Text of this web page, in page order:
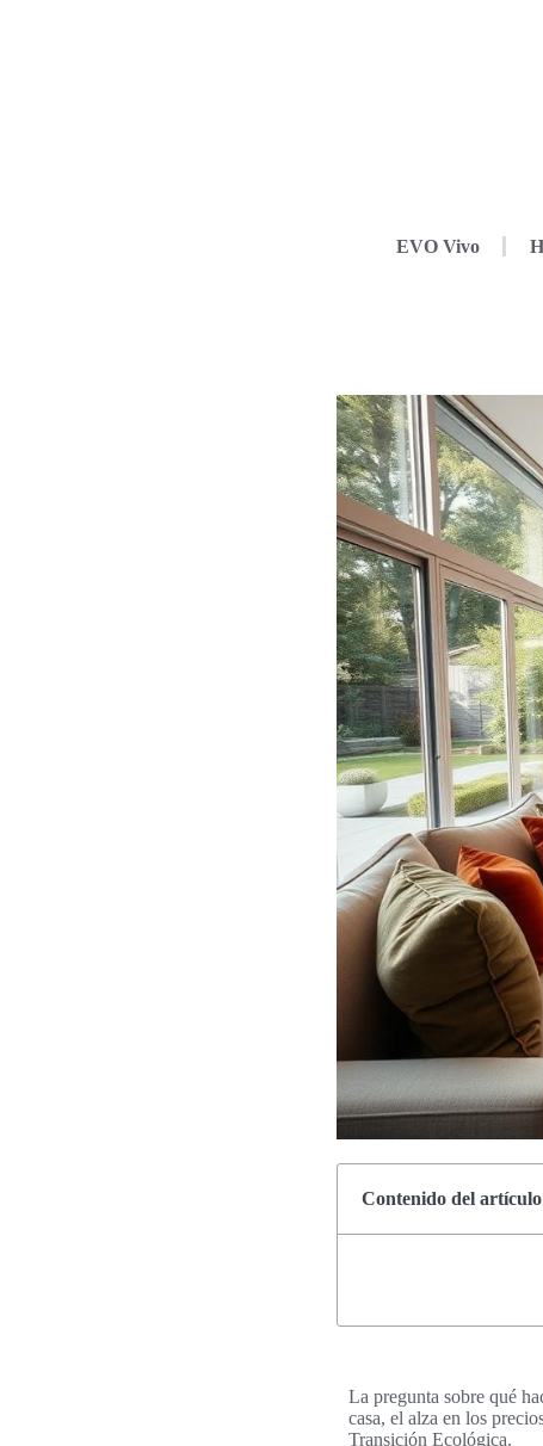
EVO Vivo
Contenido del artículo
La pregunta sobre qué
casa, el alza en los
Transición Ecológica.